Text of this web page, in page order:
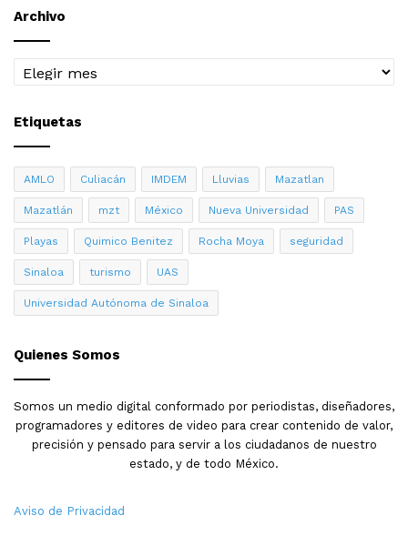
Archivo
Archivo
Etiquetas
AMLO Culiacán IMDEM Lluvias Mazatlan
Mazatlán mzt México Nueva Universidad PAS
Playas Quimico Benitez Rocha Moya seguridad
Sinaloa turismo UAS
Universidad Autónoma de Sinaloa
Quienes Somos
Somos un medio digital conformado por periodistas, diseñadores,
programadores y editores de video para crear contenido de valor,
precisión y pensado para servir a los ciudadanos de nuestro
estado, y de todo México.
Aviso de Privacidad